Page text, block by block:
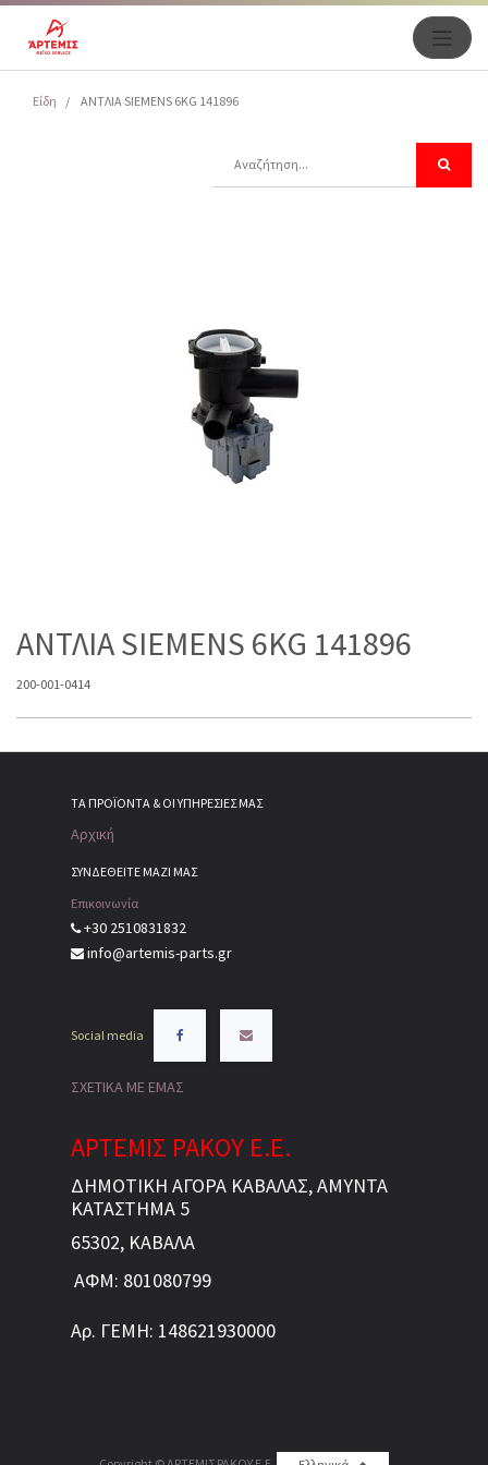
Είδη ΑΝΤΛΙΑ SIEMENS 6KG 141896
ΑΝΤΛΙΑ SIEMENS 6KG 141896
200-001-0414
ΤΑ ΠΡΟΪΌΝΤΑ & ΟΙ ΥΠΗΡΕΣΊΕΣ ΜΑΣ
Αρχική
ΣΥΝΔΕΘΕΙΤΕ ΜΑΖΙ ΜΑΣ
Επικοινωνία
+30 2510831832
info@artemis-parts.gr
Social media
ΣΧΕΤΙΚΑ ΜΕ ΕΜΑΣ
ΑΡΤΕΜΙΣ ΡΑΚΟΥ Ε.Ε.
ΔΗΜΟΤΙΚΗ ΑΓΟΡΑ ΚΑΒΑΛΑΣ, ΑΜΥΝΤΑ
ΚΑΤΑΣΤΗΜΑ 5
65302, ΚΑΒΑΛΑ
ΑΦΜ: 801080799
Αρ. ΓΕΜΗ: 148621930000